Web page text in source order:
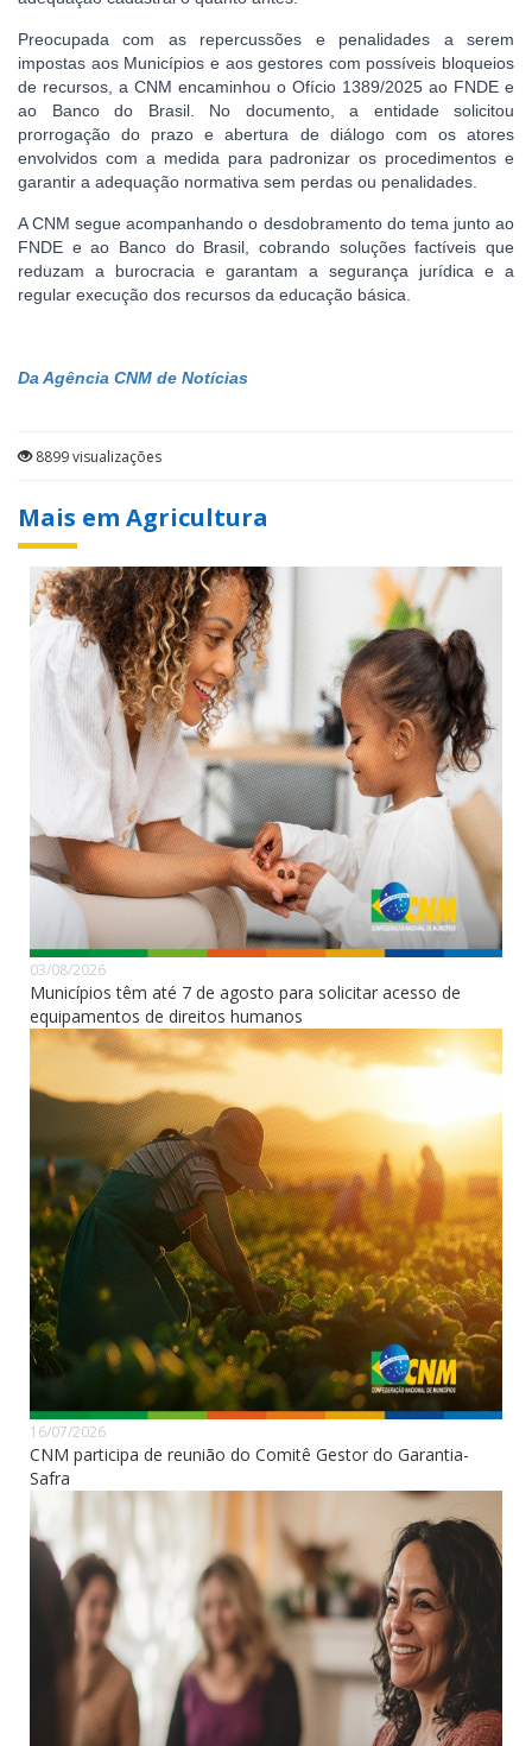
Preocupada com as repercussões e penalidades a serem
impostas aos Municípios e aos gestores com possíveis bloqueios
de recursos, a CNM encaminhou o Ofício 1389/2025 ao FNDE e
ao Banco do Brasil. No documento, a entidade solicitou
prorrogação do prazo e abertura de diálogo com os atores
envolvidos com a medida para padronizar os procedimentos e
garantir a adequação normativa sem perdas ou penalidades.
A CNM segue acompanhando o desdobramento do tema junto ao
FNDE e ao Banco do Brasil, cobrando soluções factíveis que
reduzam a burocracia e garantam a segurança jurídica e a
regular execução dos recursos da educação básica.
Da Agência CNM de Notícias
8899 visualizações
Mais em Agricultura
03/08/2026
Municípios têm até 7 de agosto para solicitar acesso de
equipamentos de direitos humanos
16/07/2026
CNM participa de reunião do Comitê Gestor do Garantia-
Safra